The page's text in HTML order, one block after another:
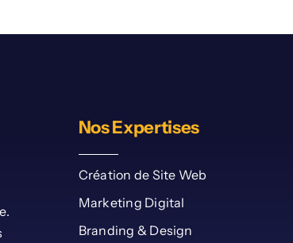
Nos Expertises
Création de Site Web
Marketing Digital
Branding & Design